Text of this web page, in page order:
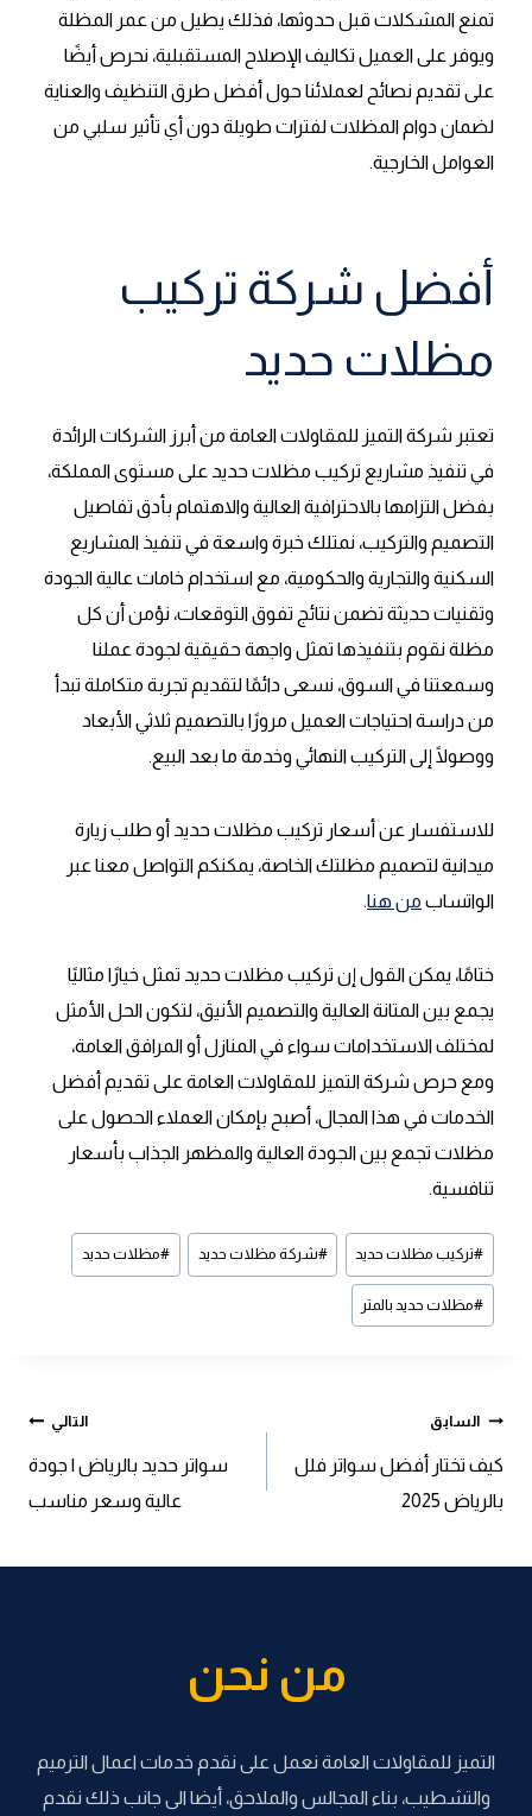
تمنع المشكلات قبل حدوثها، فذلك يطيل من عمر المظلة
ويوفر على العميل تكاليف الإصلاح المستقبلية، نحرص أيضًا
على تقديم نصائح لعملائنا حول أفضل طرق التنظيف والعناية
لضمان دوام المظلات لفترات طويلة دون أي تأثير سلبي من
العوامل الخارجية.
أفضل شركة تركيب
مظلات حديد
تعتبر شركة التميز للمقاولات العامة من أبرز الشركات الرائدة
في تنفيذ مشاريع تركيب مظلات حديد على مستوى المملكة،
بفضل التزامها بالاحترافية العالية والاهتمام بأدق تفاصيل
التصميم والتركيب، نمتلك خبرة واسعة في تنفيذ المشاريع
السكنية والتجارية والحكومية، مع استخدام خامات عالية الجودة
وتقنيات حديثة تضمن نتائج تفوق التوقعات، نؤمن أن كل
مظلة نقوم بتنفيذها تمثل واجهة حقيقية لجودة عملنا
وسمعتنا في السوق، نسعى دائمًا لتقديم تجربة متكاملة تبدأ
من دراسة احتياجات العميل مرورًا بالتصميم ثلاثي الأبعاد
ووصولًا إلى التركيب النهائي وخدمة ما بعد البيع.
للاستفسار عن أسعار تركيب مظلات حديد أو طلب زيارة
ميدانية لتصميم مظلتك الخاصة، يمكنكم التواصل معنا عبر
الواتساب من هنا.
ختامًا، يمكن القول إن تركيب مظلات حديد تمثل خيارًا مثاليًا
يجمع بين المتانة العالية والتصميم الأنيق، لتكون الحل الأمثل
لمختلف الاستخدامات سواء في المنازل أو المرافق العامة،
ومع حرص شركة التميز للمقاولات العامة على تقديم أفضل
الخدمات في هذا المجال، أصبح بإمكان العملاء الحصول على
مظلات تجمع بين الجودة العالية والمظهر الجذاب بأسعار
تنافسية.
وسوم
المقال:
#تركيب مظلات حديد #شركة مظلات حديد #مظلات حديد
#مظلات حديد بالمتر
تصفّح
المقالات
السابق
كيف تختار أفضل سواتر فلل
بالرياض 2025
التالي
سواتر حديد بالرياض | جودة
عالية وسعر مناسب
من نحن
التميز للمقاولات العامة نعمل على نقدم خدمات اعمال الترميم
والتشطيب، بناء المجالس والملاحق، أيضا الى جانب ذلك نقدم